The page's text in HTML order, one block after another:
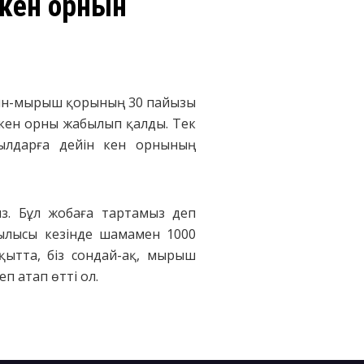
мырыш қорының 30 пайызы
кен орны жабылып қалды. Тек
дейін кен орнының
Бұл жобаға тартамыз деп
кезінде шамамен 1000
біз сондай-ақ, мырыш
атап өттi ол.